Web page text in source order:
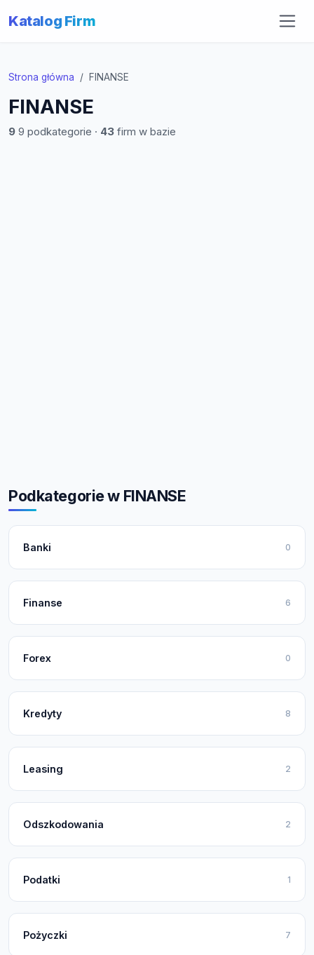
Katalog Firm
Strona główna FINANSE
FINANSE
9 9 podkategorie · 43 firm w bazie
Podkategorie w FINANSE
Banki 0
Finanse 6
Forex 0
Kredyty 8
Leasing 2
Odszkodowania 2
Podatki 1
Pożyczki 7